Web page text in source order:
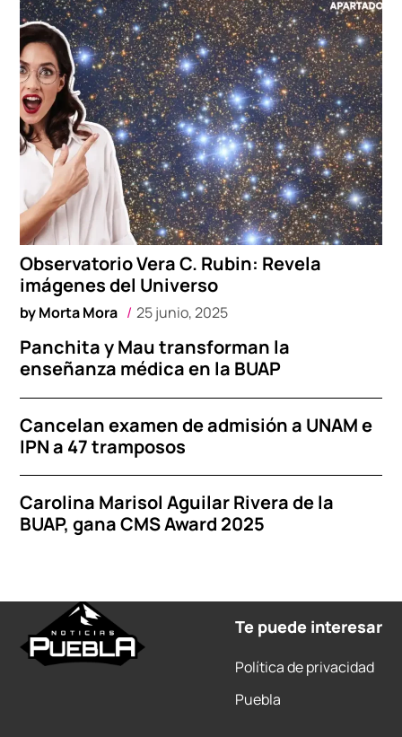
Observatorio Vera C. Rubin: Revela
imágenes del Universo
byMorta Mora 25 junio, 2025
Panchita y Mau transforman la
enseñanza médica en la BUAP
Cancelan examen de admisión a UNAM e
IPN a 47 tramposos
Carolina Marisol Aguilar Rivera de la
BUAP, gana CMS Award 2025
Te puede interesar
Política de privacidad
Puebla